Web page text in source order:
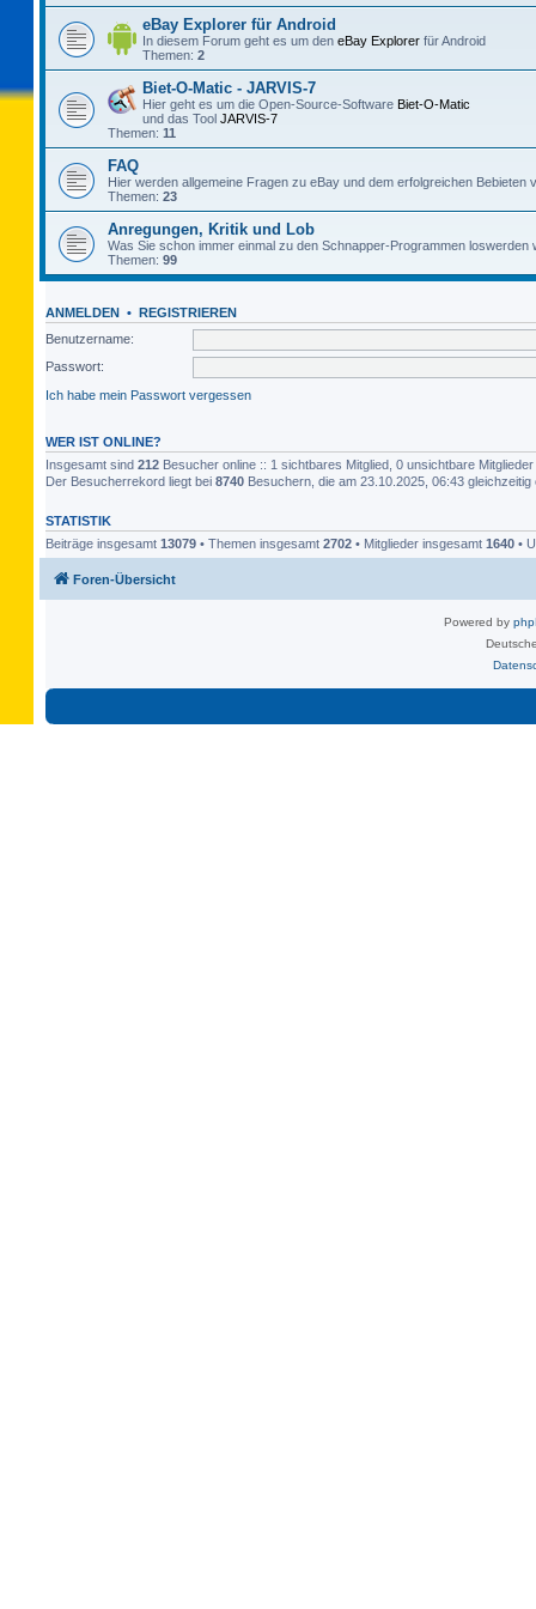
eBay Explorer für Android
In diesem Forum geht es um den eBay Explorer für Android
Themen: 2
Biet-O-Matic - JARVIS-7
Hier geht es um die Open-Source-Software Biet-O-Matic
und das Tool JARVIS-7
Themen: 11
FAQ
Hier werden allgemeine Fragen zu eBay und dem erfolgreichen Bebieten
Themen: 23
Anregungen, Kritik und Lob
Was Sie schon immer einmal zu den Schnapper-Programmen loswerden
Themen: 99
ANMELDEN • REGISTRIEREN
Benutzername:
Passwort:
Ich habe mein Passwort vergessen
WER IST ONLINE?
Insgesamt sind 212 Besucher online :: 1 sichtbares Mitglied, 0 unsichtbare
Der Besucherrekord liegt bei 8740 Besuchern, die am 23.10.2025, 06:43 gleichzeitig
STATISTIK
Beiträge insgesamt 13079 • Themen insgesamt 2702 • Mitglieder insgesamt 1640 •
Foren-Übersicht
Powered by